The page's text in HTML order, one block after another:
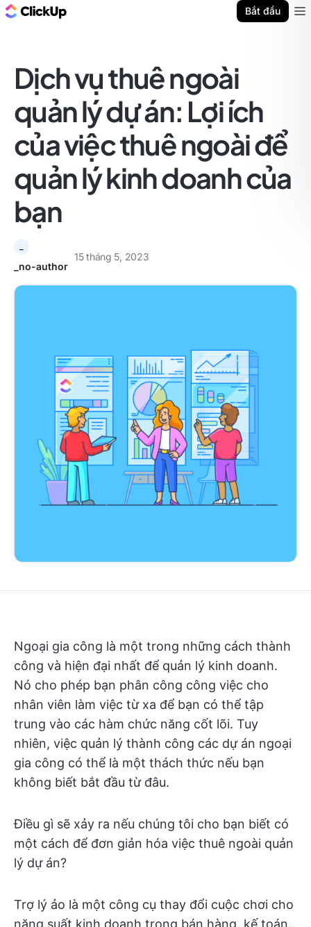
Bắt đầu
Dịch vụ thuê ngoài
quản lý dự án: Lợi ích
của việc thuê ngoài để
quản lý kinh doanh của
bạn
_no-author
15 tháng 5, 2023
Ngoại gia công là một trong những cách thành
công và hiện đại nhất để quản lý kinh doanh.
Nó cho phép bạn phân công công việc cho
nhân viên làm việc từ xa để bạn có thể tập
trung vào các hàm chức năng cốt lõi. Tuy
nhiên, việc quản lý thành công các dự án ngoại
gia công có thể là một thách thức nếu bạn
không biết bắt đầu từ đâu.
Điều gì sẽ xảy ra nếu chúng tôi cho bạn biết có
một cách để đơn giản hóa việc thuê ngoài quản
lý dự án?
Trợ lý ảo là một công cụ thay đổi cuộc chơi cho
năng suất kinh doanh trong bán hàng, kế toán,